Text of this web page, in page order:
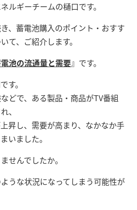
ルギーチームの樋口です。
、蓄電池購入のポイント・おすす
て、ご紹介します。
池の流通量と需要』です。
す。
どで、ある製品・商品がTV番組
、
昇し、需要が高まり、なかなか手
いました。
せんでしたか。
うな状況になってしまう可能性が